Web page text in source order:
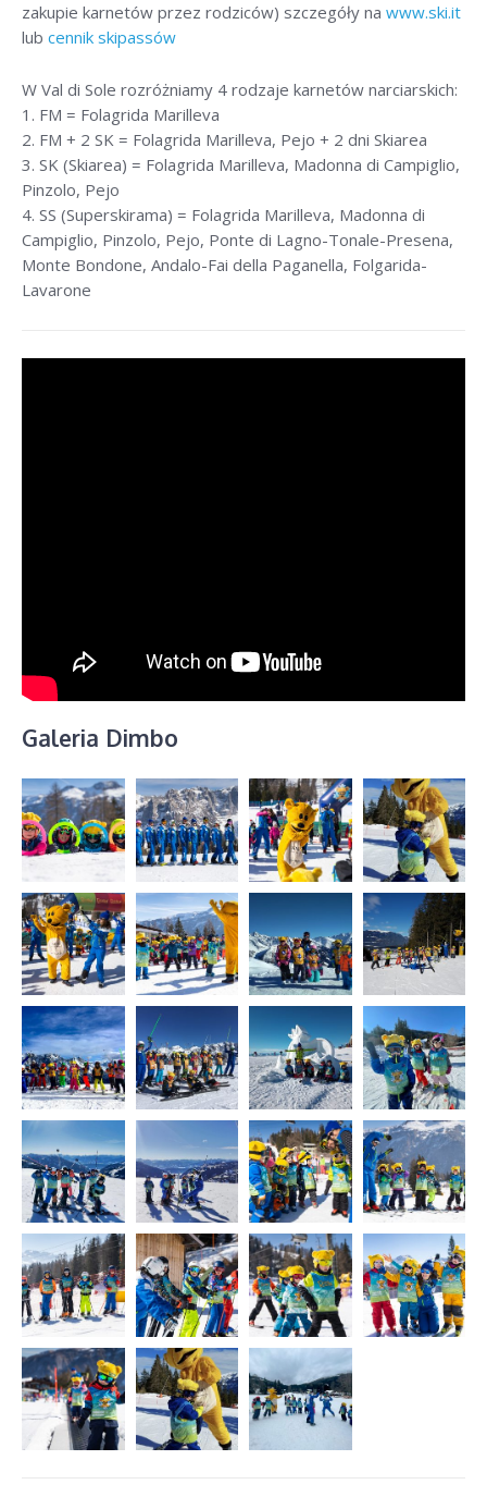
zakupie karnetów przez rodziców) szczegóły na www.ski.it
lub cennik skipassów
W Val di Sole rozróżniamy 4 rodzaje karnetów narciarskich:
1. FM = Folagrida Marilleva
2. FM + 2 SK = Folagrida Marilleva, Pejo + 2 dni Skiarea
3. SK (Skiarea) = Folagrida Marilleva, Madonna di Campiglio,
Pinzolo, Pejo
4. SS (Superskirama) = Folagrida Marilleva, Madonna di
Campiglio, Pinzolo, Pejo, Ponte di Lagno-Tonale-Presena,
Monte Bondone, Andalo-Fai della Paganella, Folgarida-
Lavarone
Galeria Dimbo